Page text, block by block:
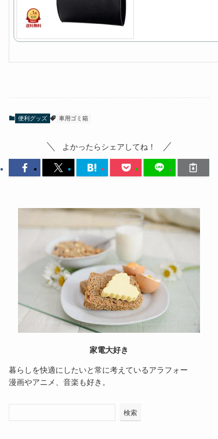
便利グッズ 車用ゴミ箱
よかったらシェアしてね！
家電大好き
暮らしを快適にしたいと常に考えているアラフォー
漫画やアニメ、音楽も好き。
検索